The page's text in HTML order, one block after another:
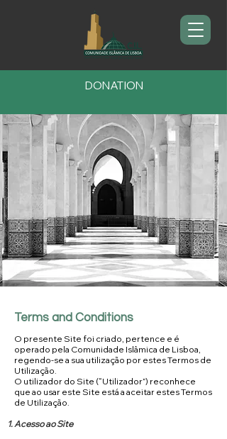
DONATION
Terms and Conditions
O presente Site foi criado, pertence e é
operado pela Comunidade Islâmica de Lisboa,
regendo-se a sua utilização por estes Termos de
Utilização.
O utilizador do Site (“Utilizador”) reconhece
que ao usar este Site está a aceitar estes Termos
de Utilização.
Acesso ao Site